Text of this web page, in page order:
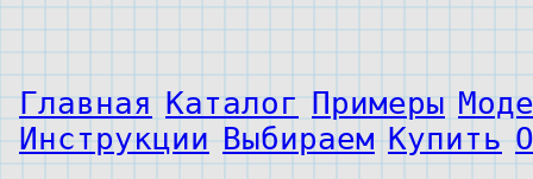
Главная Каталог Примеры
Инструкции Выбираем Купить